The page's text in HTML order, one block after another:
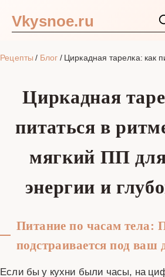
Vkysnoe.ru
Рецепты / Блог / Циркадная тарелка: как
Циркадная
питаться в
мягкий ПП
энергии и
Питание по часам тела:
подстраивается под ваш
Если бы у кухни были часы, на